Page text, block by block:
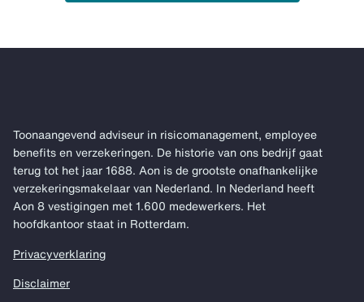
Toonaangevend adviseur in risicomanagement, employee
benefits en verzekeringen. De historie van ons bedrijf gaat
terug tot het jaar 1688. Aon is de grootste onafhankelijke
verzekeringsmakelaar van Nederland. In Nederland heeft
Aon 8 vestigingen met 1.600 medewerkers. Het
hoofdkantoor staat in Rotterdam.
Privacyverklaring
Disclaimer